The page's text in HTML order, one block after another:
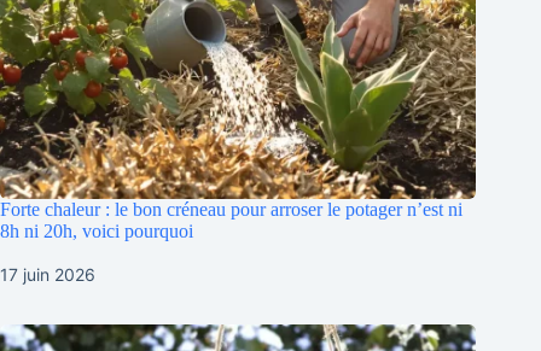
Forte chaleur : le bon créneau pour arroser le potager n’est ni
8h ni 20h, voici pourquoi
17 juin 2026